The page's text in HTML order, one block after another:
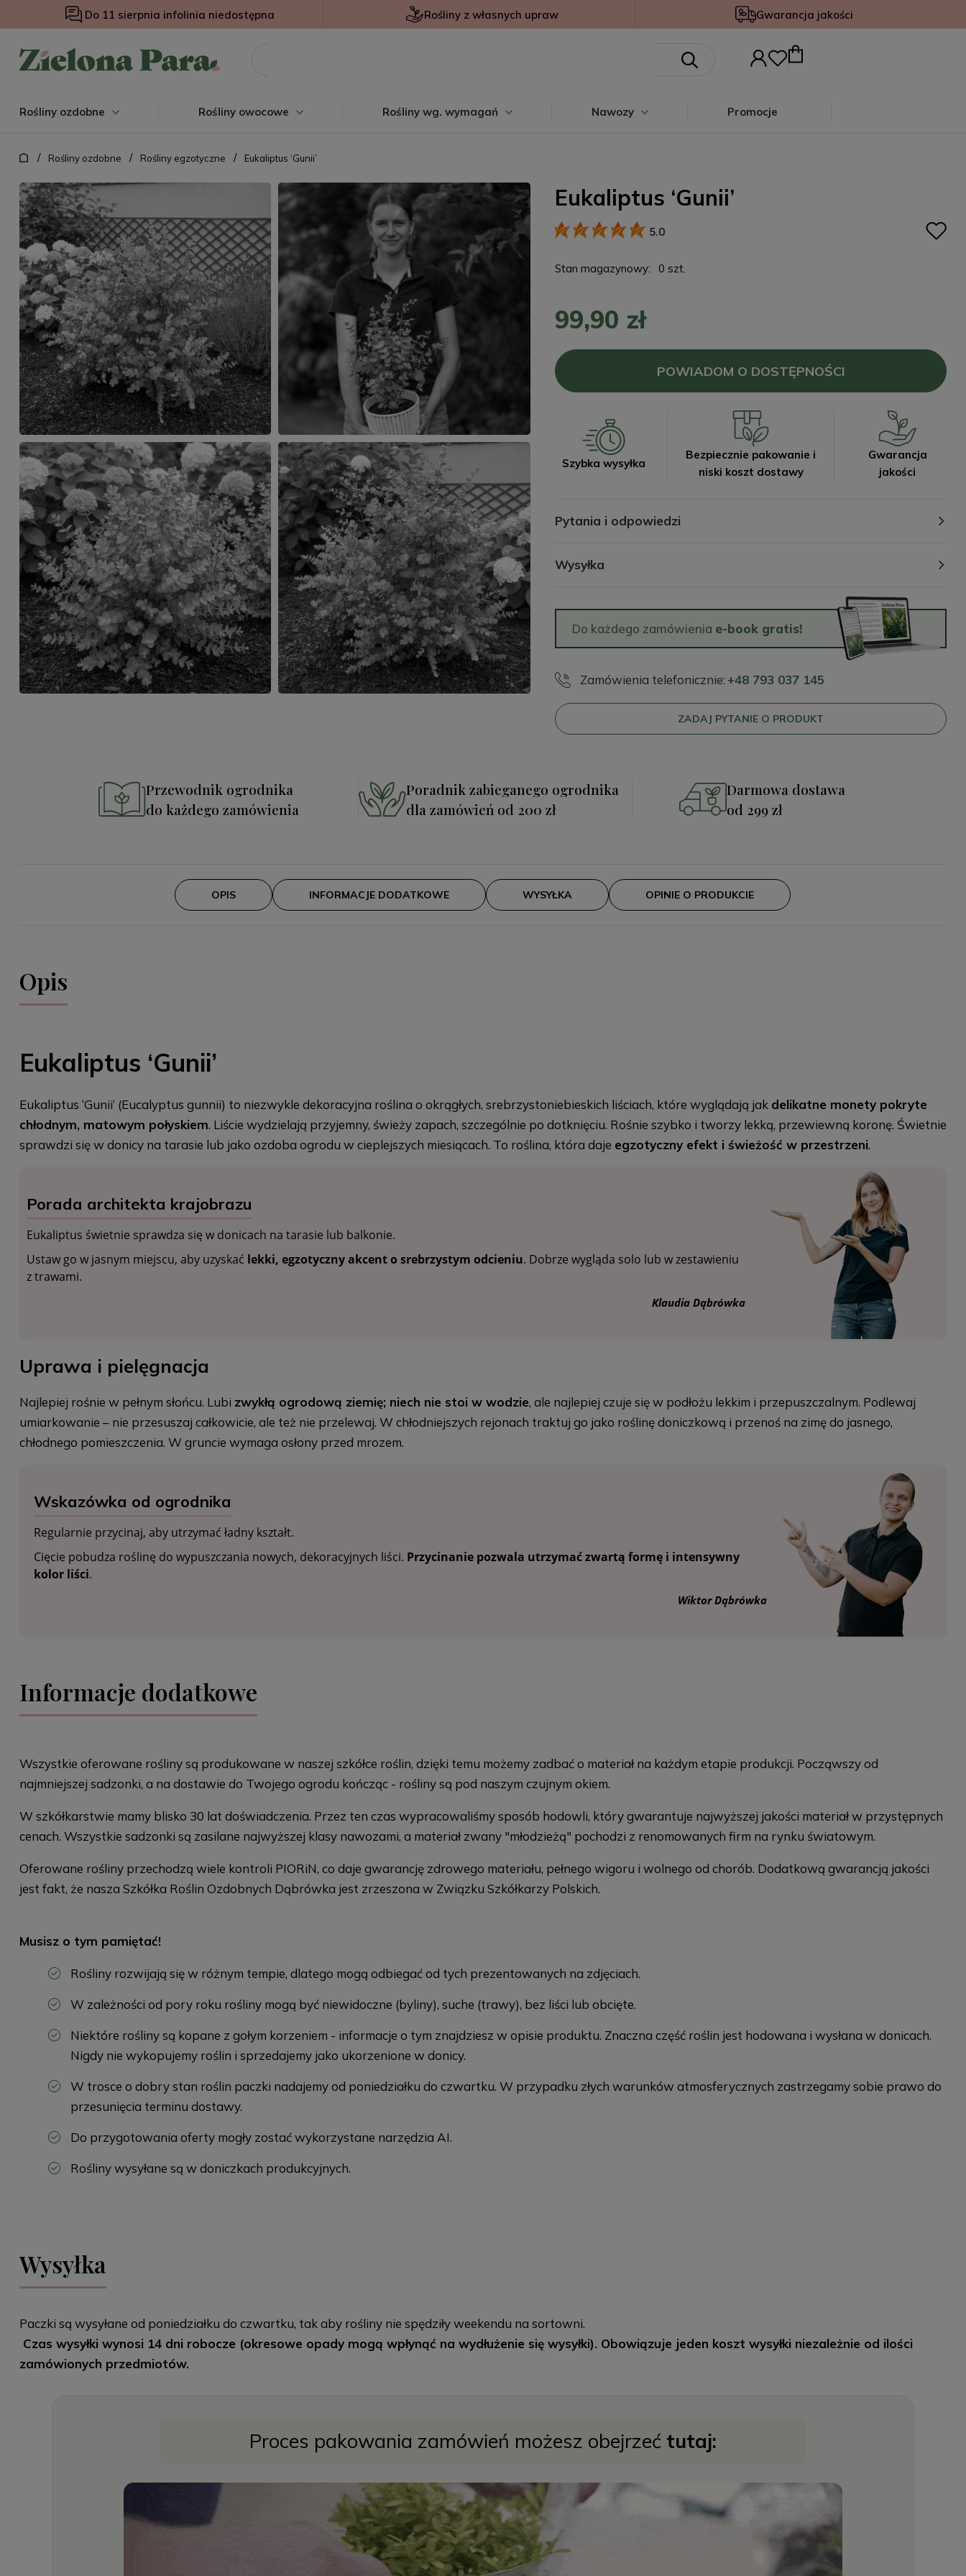
Do 11 sierpnia infolinia niedostępna Rośliny z własnych upraw Gwarancja jakości
Rośliny ozdobne Rośliny owocowe Rośliny wg. wymagań Nawozy Promocje
/ Rośliny ozdobne / Rośliny egzotyczne / Eukaliptus ‘Gunii’
Eukaliptus ‘Gunii’
5.0
Stan magazynowy: 0 szt.
99,90 zł
POWIADOM O DOSTĘPNOŚCI
Szybka wysyłka
Bezpiecznie pakowanie i
niski koszt dostawy
Gwarancja
jakości
Pytania i odpowiedzi
Wysyłka
Do każdego zamówienia e-book gratis!
Zamówienia telefonicznie: +48 793 037 145
ZADAJ PYTANIE O PRODUKT
Przewodnik ogrodnika
do każdego zamówienia
Poradnik zabieganego ogrodnika
dla zamówień od 200 zł
Darmowa dostawa
od 299 zł
OPIS INFORMACJE DODATKOWE WYSYŁKA OPINIE O PRODUKCIE
Opis
Eukaliptus ‘Gunii’
Eukaliptus ‘Gunii’ (Eucalyptus gunnii) to niezwykle dekoracyjna roślina o okrągłych, srebrzystoniebieskich liściach, które wyglądają jak delikatne monety pokryte
chłodnym, matowym połyskiem. Liście wydzielają przyjemny, świeży zapach, szczególnie po dotknięciu. Rośnie szybko i tworzy lekką, przewiewną koronę. Świetnie
sprawdzi się w donicy na tarasie lub jako ozdoba ogrodu w cieplejszych miesiącach. To roślina, która daje egzotyczny efekt i świeżość w przestrzeni.
Porada architekta krajobrazu
Eukaliptus świetnie sprawdza się w donicach na tarasie lub balkonie.
Ustaw go w jasnym miejscu, aby uzyskać lekki, egzotyczny akcent o srebrzystym odcieniu. Dobrze wygląda solo lub w zestawieniu
z trawami.
Klaudia Dąbrówka
Uprawa i pielęgnacja
Najlepiej rośnie w pełnym słońcu. Lubi zwykłą ogrodową ziemię; niech nie stoi w wodzie, ale najlepiej czuje się w podłożu lekkim i przepuszczalnym. Podlewaj
umiarkowanie – nie przesuszaj całkowicie, ale też nie przelewaj. W chłodniejszych rejonach traktuj go jako roślinę doniczkową i przenoś na zimę do jasnego,
chłodnego pomieszczenia. W gruncie wymaga osłony przed mrozem.
Wskazówka od ogrodnika
Regularnie przycinaj, aby utrzymać ładny kształt.
Cięcie pobudza roślinę do wypuszczania nowych, dekoracyjnych liści. Przycinanie pozwala utrzymać zwartą formę i intensywny
kolor liści.
Wiktor Dąbrówka
Informacje dodatkowe
Wszystkie oferowane rośliny są produkowane w naszej szkółce roślin, dzięki temu możemy zadbać o materiał na każdym etapie produkcji. Począwszy od
najmniejszej sadzonki, a na dostawie do Twojego ogrodu kończąc - rośliny są pod naszym czujnym okiem.
W szkółkarstwie mamy blisko 30 lat doświadczenia. Przez ten czas wypracowaliśmy sposób hodowli, który gwarantuje najwyższej jakości materiał w przystępnych
cenach. Wszystkie sadzonki są zasilane najwyższej klasy nawozami, a materiał zwany "młodzieżą" pochodzi z renomowanych firm na rynku światowym.
Oferowane rośliny przechodzą wiele kontroli PIORiN, co daje gwarancję zdrowego materiału, pełnego wigoru i wolnego od chorób. Dodatkową gwarancją jakości
jest fakt, że nasza Szkółka Roślin Ozdobnych Dąbrówka jest zrzeszona w Związku Szkółkarzy Polskich.
Musisz o tym pamiętać!
Rośliny rozwijają się w różnym tempie, dlatego mogą odbiegać od tych prezentowanych na zdjęciach.
W zależności od pory roku rośliny mogą być niewidoczne (byliny), suche (trawy), bez liści lub obcięte.
Niektóre rośliny są kopane z gołym korzeniem - informacje o tym znajdziesz w opisie produktu. Znaczna część roślin jest hodowana i wysłana w donicach.
Nigdy nie wykopujemy roślin i sprzedajemy jako ukorzenione w donicy.
W trosce o dobry stan roślin paczki nadajemy od poniedziałku do czwartku. W przypadku złych warunków atmosferycznych zastrzegamy sobie prawo do
przesunięcia terminu dostawy.
Do przygotowania oferty mogły zostać wykorzystane narzędzia AI.
Rośliny wysyłane są w doniczkach produkcyjnych.
Wysyłka
Paczki są wysyłane od poniedziałku do czwartku, tak aby rośliny nie spędziły weekendu na sortowni.
Czas wysyłki wynosi 14 dni robocze (okresowe opady mogą wpłynąć na wydłużenie się wysyłki). Obowiązuje jeden koszt wysyłki niezależnie od ilości
zamówionych przedmiotów.
Proces pakowania zamówień możesz obejrzeć tutaj: